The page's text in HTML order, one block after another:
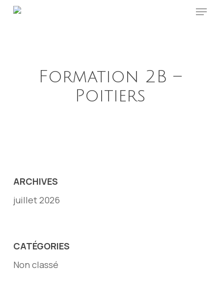
Skip
Menu
Formation 2B –
Poitiers
ARCHIVES
juillet 2026
CATÉGORIES
Non classé